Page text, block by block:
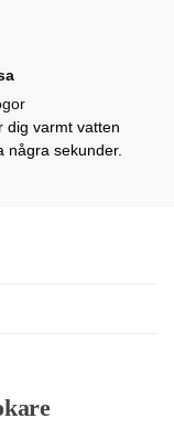
dig varmt vatten
några sekunder.